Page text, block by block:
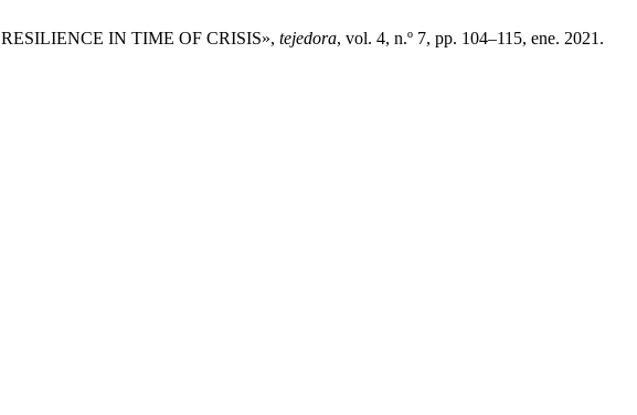
IN TIME OF CRISIS», tejedora, vol. 4, n.º 7, pp. 104–115, ene. 2021.